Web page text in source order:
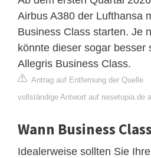
Airbus A380 der Lufthansa
Business Class starten. Je
könnte dieser sogar besser
Allegris Business Class.
Antrag auf Entfernung der Quelle
vollständige Antwort auf reisetopia.de
Wann Business
Idealerweise sollten Sie